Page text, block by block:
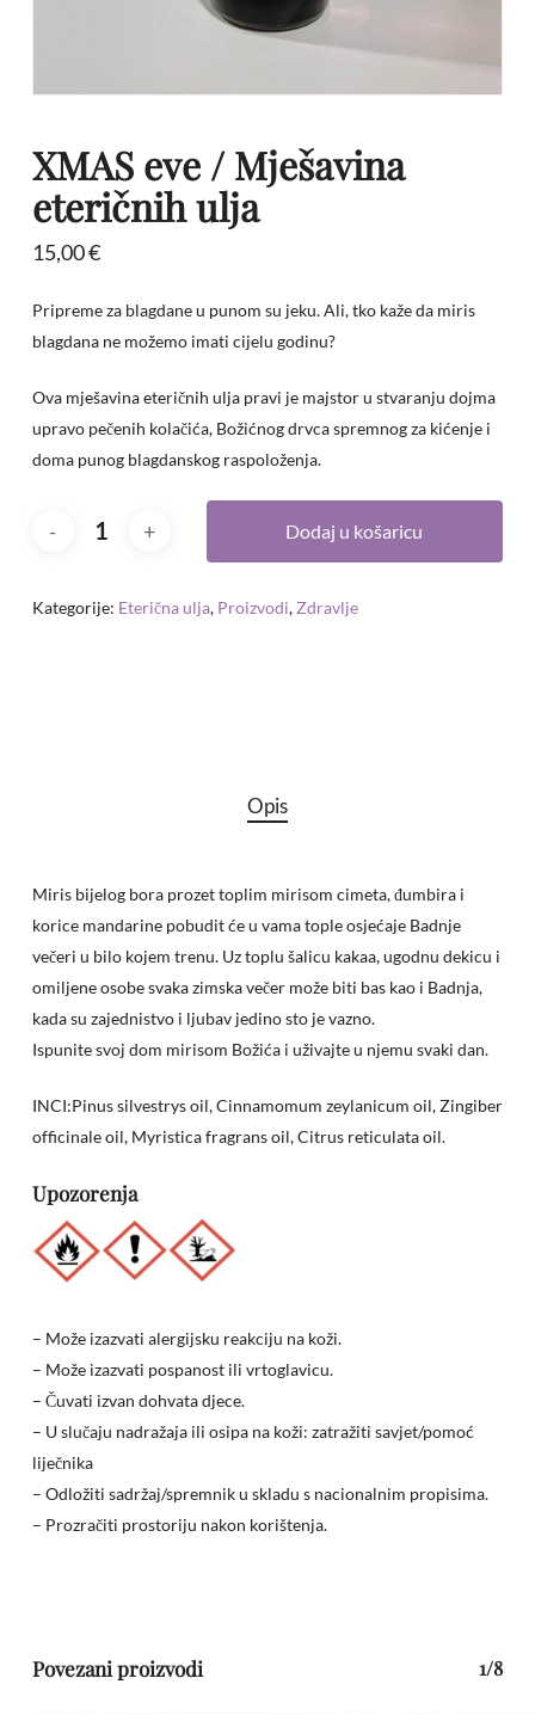
Nema proizvoda u košarici.
XMAS eve / Mješavina
eteričnih ulja
15,00€
Pripreme za blagdane u punom su jeku. Ali, tko kaže da miris
blagdana ne možemo imati cijelu godinu?
Ova mješavina eteričnih ulja pravi je majstor u stvaranju dojma
upravo pečenih kolačića, Božićnog drvca spremnog za kićenje i
doma punog blagdanskog raspoloženja.
Dodaj u košaricu
Kategorije: Eterična ulja, Proizvodi, Zdravlje
Opis
Miris bijelog bora prozet toplim mirisom cimeta, đumbira i
korice mandarine pobudit će u vama tople osjećaje Badnje
večeri u bilo kojem trenu. Uz toplu šalicu kakaa, ugodnu dekicu i
omiljene osobe svaka zimska večer može biti bas kao i Badnja,
kada su zajednistvo i ljubav jedino sto je vazno.
Ispunite svoj dom mirisom Božića i uživajte u njemu svaki dan.
INCI:Pinus silvestrys oil, Cinnamomum zeylanicum oil, Zingiber
officinale oil, Myristica fragrans oil, Citrus reticulata oil.
Upozorenja
– Može izazvati alergijsku reakciju na koži.
– Može izazvati pospanost ili vrtoglavicu.
– Čuvati izvan dohvata djece.
– U slučaju nadražaja ili osipa na koži: zatražiti savjet/pomoć
liječnika
– Odložiti sadržaj/spremnik u skladu s nacionalnim propisima.
– Prozračiti prostoriju nakon korištenja.
Povezani proizvodi 1/8